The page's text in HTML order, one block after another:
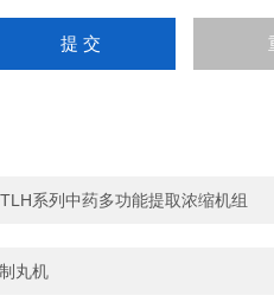
系列中药多功能提取浓缩机组
丸机